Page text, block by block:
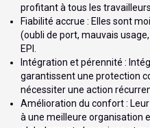
profitant à tous les
Fiabilité accrue : Elles sont
(oubli de port, mauvais
EPI.
Intégration et pérennité :
garantissent une protection
nécessiter une action
Amélioration du confort :
à une meilleure organisation